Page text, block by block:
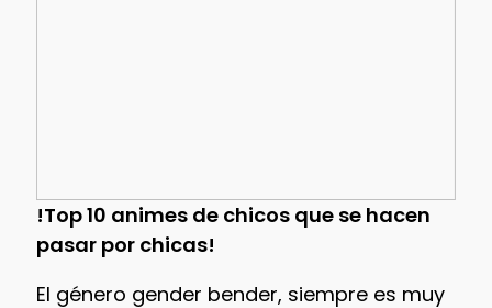
!Top 10 animes de chicos que se hacen
pasar por chicas!
El género gender bender, siempre es muy